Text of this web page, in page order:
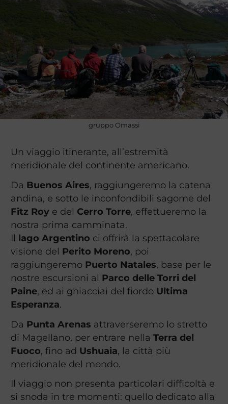
gruppo Omassi
Un viaggio itinerante, all’estremità
meridionale del continente americano.
Da Buenos Aires, raggiungeremo la catena
andina, e sotto le inconfondibili sagome del
Fitz Roye del Cerro Torre, effettueremo la
nostra prima camminata.
Il lago Argentino ci offrirà la spettacolare
visione del Perito Moreno, poi
raggiungeremo Puerto Natales, base per le
nostre escursioni al Parco delle Torri del
Paine, ed ai ghiacciai del fiordo Ultima
Esperanza.
Da Punta Arenas attraverseremo lo stretto
di Magellano, per entrare nella Terra del
Fuoco, fino ad Ushuaia, la città più
meridionale del mondo.
Il viaggio non presenta particolari difficoltà e
si snoda in tre momenti: quello dedicato alla